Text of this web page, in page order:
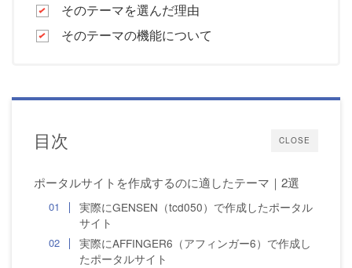
そのテーマを選んだ理由
そのテーマの機能について
CLOSE
目次
ポータルサイトを作成するのに適したテーマ｜2選
実際にGENSEN（tcd050）で作成したポータル
サイト
実際にAFFINGER6（アフィンガー6）で作成し
たポータルサイト